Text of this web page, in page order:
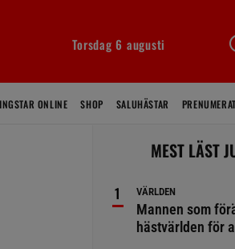
Torsdag 6 augusti
ONLINE SHOP SALUHÄSTAR
MEST LÄST
VÄRLDEN
Mannen som
hästvärlden för